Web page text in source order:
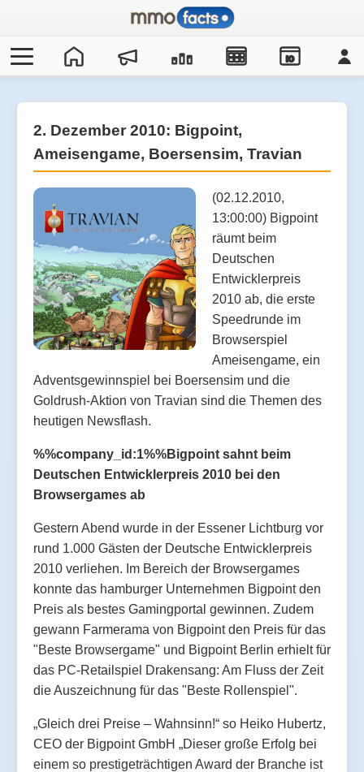
IO
2. Dezember 2010: Bigpoint,
Ameisengame, Boersensim, Travian
(02.12.2010,
13:00:00) Bigpoint
räumt beim
Deutschen
Entwicklerpreis
2010 ab, die erste
Speedrunde im
Browserspiel
Ameisengame, ein
Adventsgewinnspiel bei Boersensim und die
Goldrush-Aktion von Travian sind die Themen des
heutigen Newsflash.
%%company_id:1%%Bigpoint sahnt beim
Deutschen Entwicklerpreis 2010 bei den
Browsergames ab
Gestern Abend wurde in der Essener Lichtburg vor
rund 1.000 Gästen der Deutsche Entwicklerpreis
2010 verliehen. Im Bereich der Browsergames
konnte das hamburger Unternehmen Bigpoint den
Preis als bestes Gamingportal gewinnen. Zudem
gewann Farmerama von Bigpoint den Preis für das
"Beste Browsergame" und Bigpoint Berlin erhielt für
das PC-Retailspiel Drakensang: Am Fluss der Zeit
die Auszeichnung für das "Beste Rollenspiel".
„Gleich drei Preise – Wahnsinn!“ so Heiko Hubertz,
CEO der Bigpoint GmbH „Dieser große Erfolg bei
einem so prestigeträchtigen Award der Branche ist